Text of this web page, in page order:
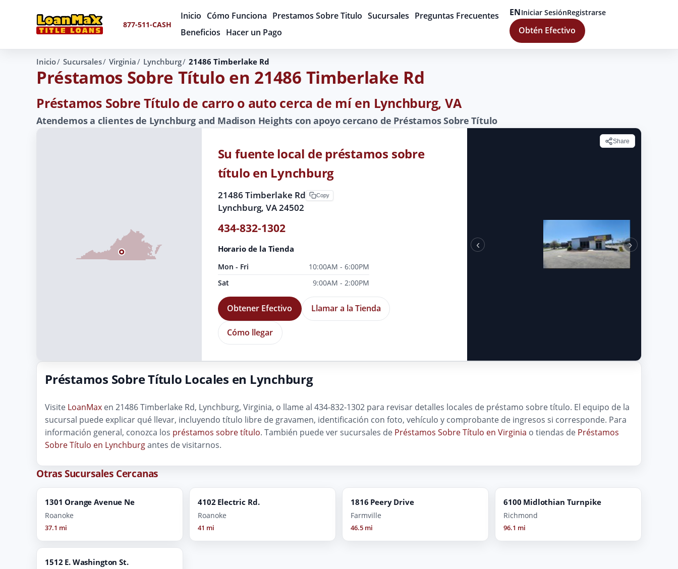
877-511-CASH
Inicio Cómo Funciona Prestamos Sobre Titulo Sucursales Preguntas Frecuentes
Beneficios Hacer un Pago
ENIniciar SesiónRegistrarse
Obtén Efectivo
Inicio Sucursales Virginia Lynchburg 21486 Timberlake Rd
Préstamos Sobre Título en 21486 Timberlake Rd
Préstamos Sobre Título de carro o auto cerca de mí en Lynchburg, VA
Atendemos a clientes de Lynchburg and Madison Heights con apoyo cercano de Préstamos Sobre Título
Share
‹ ›
Su fuente local de préstamos sobre
título en Lynchburg
21486 Timberlake Rd
Lynchburg, VA 24502
Copy
434-832-1302
Horario de la Tienda
Mon - Fri
10:00AM - 6:00PM
Sat
9:00AM - 2:00PM
Obtener Efectivo Llamar a la Tienda
Cómo llegar
Préstamos Sobre Título Locales en Lynchburg
Visite LoanMax en 21486 Timberlake Rd, Lynchburg, Virginia, o llame al 434-832-1302 para revisar detalles locales de préstamo sobre título. El equipo de la
sucursal puede explicar qué llevar, incluyendo título libre de gravamen, identificación con foto, vehículo y comprobante de ingresos si corresponde. Para
información general, conozca los préstamos sobre título. También puede ver sucursales de Préstamos Sobre Título en Virginia o tiendas de Préstamos
Sobre Título en Lynchburgantes de visitarnos.
Otras Sucursales Cercanas
1301 Orange Avenue Ne
Roanoke
37.1 mi
4102 Electric Rd.
Roanoke
41 mi
1816 Peery Drive
Farmville
46.5 mi
6100 Midlothian Turnpike
Richmond
96.1 mi
1512 E. Washington St.